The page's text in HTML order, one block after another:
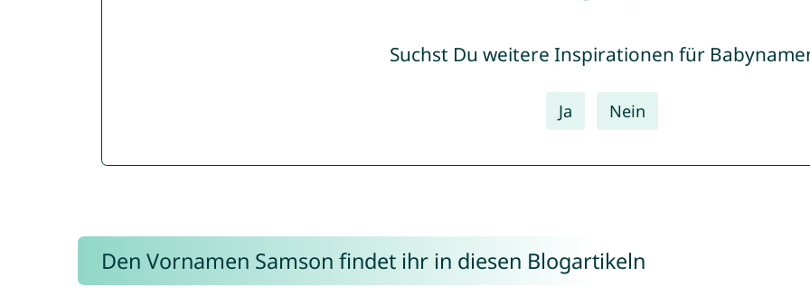
Suchst Du weitere Inspirationen für
Ja Nein
Den Vornamen Samson findet ihr in diesen Blogartikeln